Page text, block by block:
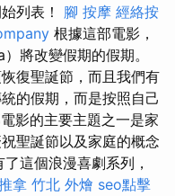
列表！ 腳 按摩 經絡按
根據這部電影，
將改變假期的假期。
復聖誕節，而且我們有
的假期，而是按照自己
影的主要主題之一是家
聖誕節以及家庭的概念
了這個浪漫喜劇系列，
拿 竹北 外燴 seo點擊